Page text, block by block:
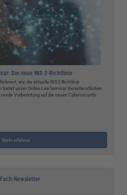
Die neue NIS-2-Richtlinie
wie die aktuelle NIS-2-Richtlinie
unser Online-Live-Seminar Verantwortlichen
Vorbereitung auf die neuen Cybersecurity-
Mehr erfahren
Newsletter